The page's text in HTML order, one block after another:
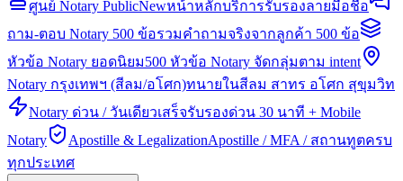
ศูนย์ Notary PublicNewหน้าหลักบริการรับรองลายมือชื่อ
ถาม-ตอบ Notary 500 ข้อรวมคำถามจริงจากลูกค้า 500 ข้อ
หัวข้อ Notary ยอดนิยม500 หัวข้อ Notary จัดกลุ่มตาม intent
Notary กรุงเทพฯ (สีลม/อโศก)ทนายในสีลม สาทร อโศก สุขุมวิท
Notary ด่วน / วันเดียวเสร็จรับรองด่วน 30 นาที + Mobile
Notary
Apostille & LegalizationApostille / MFA / สถานทูตครบ
ทุกประเทศ